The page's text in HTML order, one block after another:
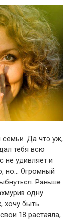
Да что уж,
тебя всю
не удивляет и
но… Огромный
Раньше
одну
хочу быть
18 растаяла,